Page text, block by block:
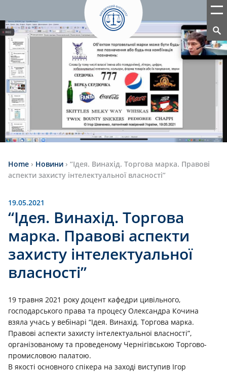
Home › Новини › “Ідея. Винахід. Торгова марка. Правові
аспекти захисту інтелектуальної власності”
19.05.2021
“Ідея. Винахід. Торгова
марка. Правові аспекти
захисту інтелектуальної
власності”
19 травня 2021 року доцент кафедри цивільного,
господарського права та процесу Олександра Кочина
взяла учась у вебінарі “Ідея. Винахід. Торгова марка.
Правові аспекти захисту інтелектуальної власності”,
органiзованому та проведеному Чернігівською Торгово-
промисловою палатою.
В якостi основного спікера на заходi виступив Ігор